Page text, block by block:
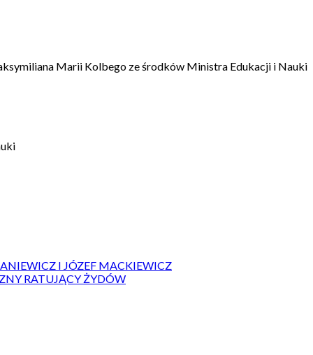
Marii Kolbego ze środków Ministra Edukacji i Nauki
I JÓZEF MACKIEWICZ
RATUJĄCY ŻYDÓW